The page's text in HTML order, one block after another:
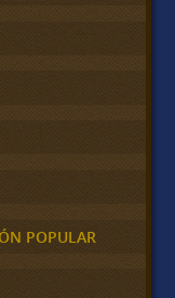
POPULAR